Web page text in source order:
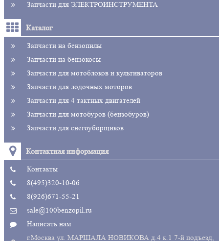
Запчасти для ЭЛЕКТРОИНСТРУМЕНТА
Каталог
Запчасти на бензопилы
Запчасти на бензокосы
Запчасти для мотоблоков и культиваторов
Запчасти для лодочных моторов
Запчасти для 4 тактных двигателей
Запчасти для мотобуров (бензобуров)
Запчасти для снегоуборщиков
Контактная информация
Контакты
8(495)320-10-06
8(926)671-55-21
sale@100benzopil.ru
Написать нам
г.Москва ул. МАРШАЛА НОВИКОВА д.4 к.1 7-й подъезд,